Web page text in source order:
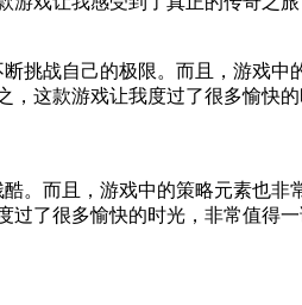
挑战自己的极限。而且，游戏
这款游戏让我度过了很多愉快
。而且，游戏中的策略元素也
了很多愉快的时光，非常值得一